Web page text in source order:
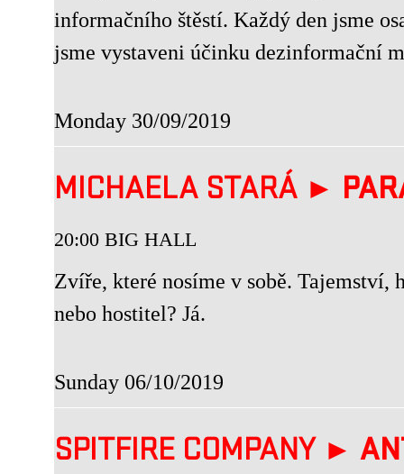
informačního štěstí. Každý den jsme
jsme vystaveni účinku dezinformační
Monday 30/09/2019
MICHAELA STARÁ ►
20:00 BIG HALL
Zvíře, které nosíme v sobě. Tajemství,
nebo hostitel? Já.
Sunday 06/10/2019
SPITFIRE COMPANY ►